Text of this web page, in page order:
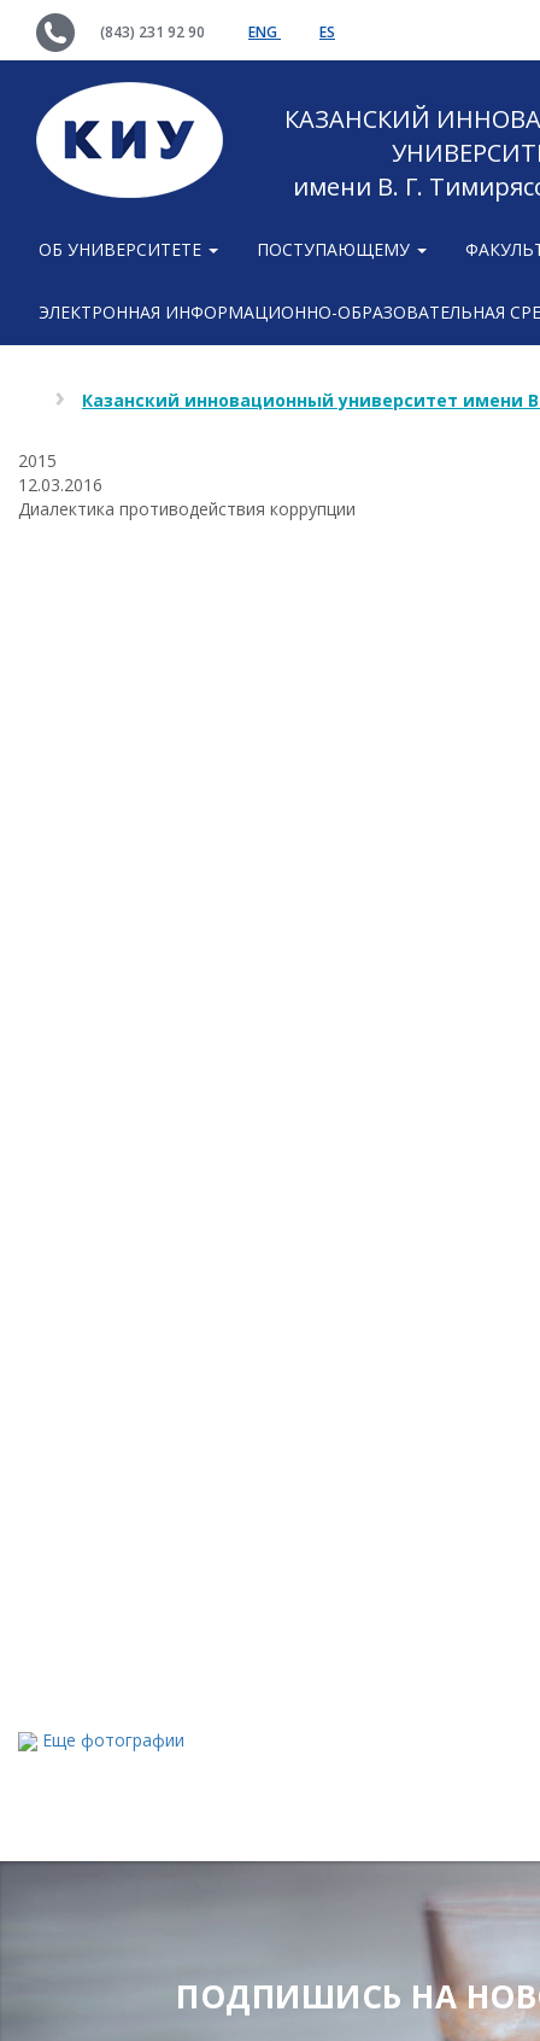
(843) 231 92 90 ENG ES
КАЗАНСКИЙ
имени В. Г.
ОБ УНИВЕРСИТЕТЕ ПОСТУПАЮЩЕМУ
ЭЛЕКТРОННАЯ ИНФОРМАЦИОННО-ОБРАЗОВАТЕЛЬНАЯ
Казанский инновационный университет имени
2015
12.03.2016
Диалектика противодействия коррупции
Еще фотографии
ПОДПИШИСЬ НА